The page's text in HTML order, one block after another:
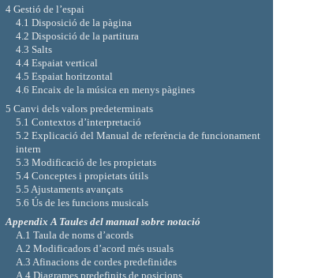
4 Gestió de l’espai
4.1 Disposició de la pàgina
4.2 Disposició de la partitura
4.3 Salts
4.4 Espaiat vertical
4.5 Espaiat horitzontal
4.6 Encaix de la música en menys pàgines
5 Canvi dels valors predeterminats
5.1 Contextos d’interpretació
5.2 Explicació del Manual de referència de funcionament
intern
5.3 Modificació de les propietats
5.4 Conceptes i propietats útils
5.5 Ajustaments avançats
5.6 Ús de les funcions musicals
Appendix A Taules del manual sobre notació
A.1 Taula de noms d’acords
A.2 Modificadors d’acord més usuals
A.3 Afinacions de cordes predefinides
A.4 Diagrames predefinits de posicions